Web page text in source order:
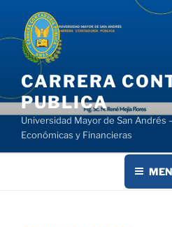
contenido
CARRERA
PUBLICA
Universidad Mayor de San Andrés
Económicas y Financieras